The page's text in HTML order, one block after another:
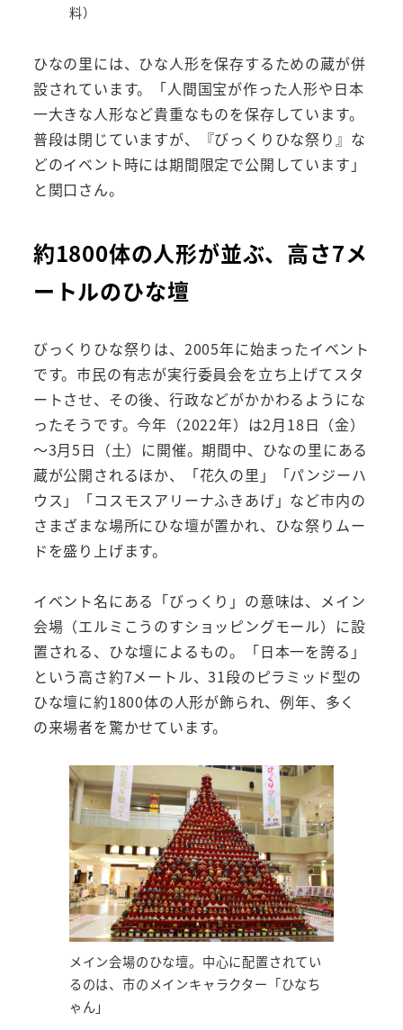
料）
ひなの里には、ひな人形を保存するための蔵が併
設されています。「人間国宝が作った人形や日本
一大きな人形など貴重なものを保存しています。
普段は閉じていますが、『びっくりひな祭り』な
どのイベント時には期間限定で公開しています」
と関口さん。
約1800体の人形が並ぶ、高さ7メ
ートルのひな壇
びっくりひな祭りは、2005年に始まったイベント
です。市民の有志が実行委員会を立ち上げてスタ
ートさせ、その後、行政などがかかわるようにな
ったそうです。今年（2022年）は2月18日（金）
～3月5日（土）に開催。期間中、ひなの里にある
蔵が公開されるほか、「花久の里」「パンジーハ
ウス」「コスモスアリーナふきあげ」など市内の
さまざまな場所にひな壇が置かれ、ひな祭りムー
ドを盛り上げます。
イベント名にある「びっくり」の意味は、メイン
会場（エルミこうのすショッピングモール）に設
置される、ひな壇によるもの。「日本一を誇る」
という高さ約7メートル、31段のピラミッド型の
ひな壇に約1800体の人形が飾られ、例年、多く
の来場者を驚かせています。
メイン会場のひな壇。中心に配置されてい
るのは、市のメインキャラクター「ひなち
ゃん」